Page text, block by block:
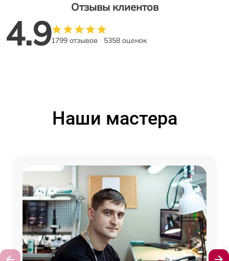
Отзывы клиентов
4.91799 отзывов 5358 оценок
Наши мастера